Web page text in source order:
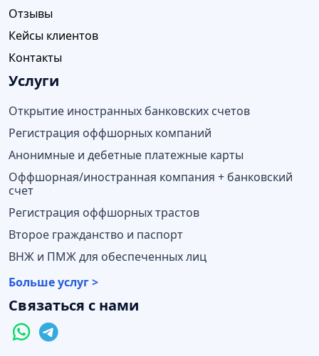
Отзывы
Кейсы клиентов
Контакты
Услуги
Открытие иностранных банковских счетов
Регистрация оффшорных компаний
Анонимные и дебетные платежные карты
Оффшорная/иностранная компания + банковский
счет
Регистрация оффшорных трастов
Второе гражданство и паспорт
ВНЖ и ПМЖ для обеспеченных лиц
Больше услуг >
Связаться с нами